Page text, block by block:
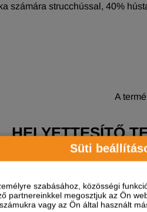
Süti
szabásához, közösségi
partnereinkkel megosztjuk az Ön
vagy az Ön által használt
számára strucchússal, 40%
A
HELYETTESÍTŐ